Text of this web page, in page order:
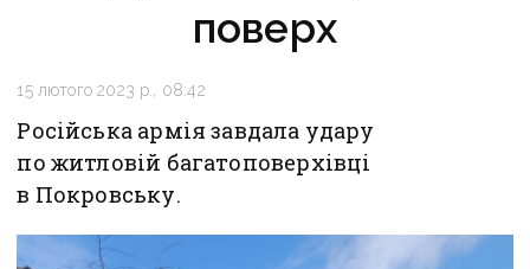
поверх
15 лютого 2023 р., 08:42
Російська армія завдала удару
по житловій багатоповерхівці
в Покровську.